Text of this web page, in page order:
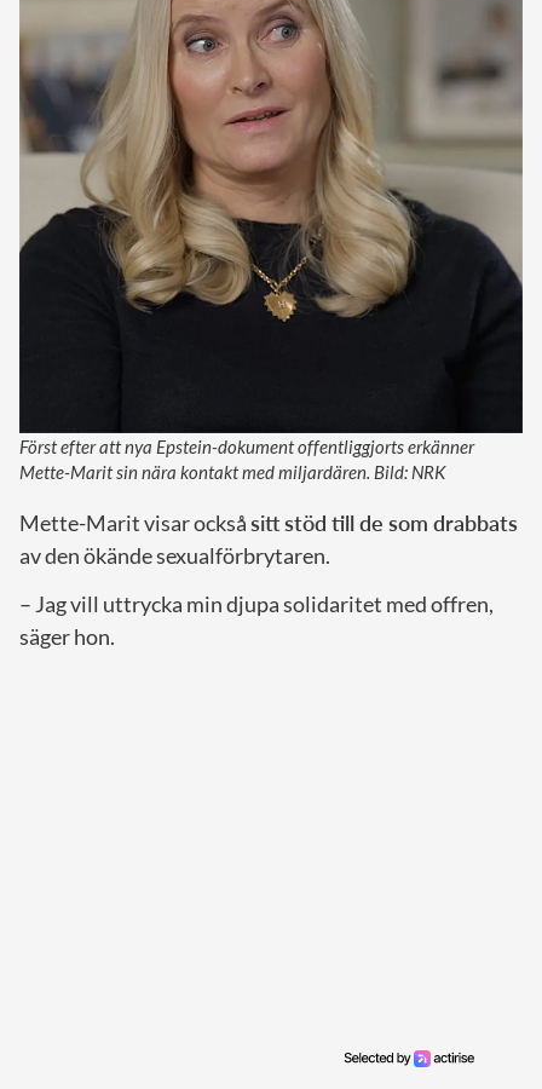
Först efter att nya Epstein-dokument offentliggjorts erkänner
Mette-Marit sin nära kontakt med miljardären. Bild: NRK
Mette-Marit visar ocksåsitt stöd till de som drabbats
av den ökände sexualförbrytaren.
– Jag vill uttrycka min djupa solidaritet med offren,
säger hon.